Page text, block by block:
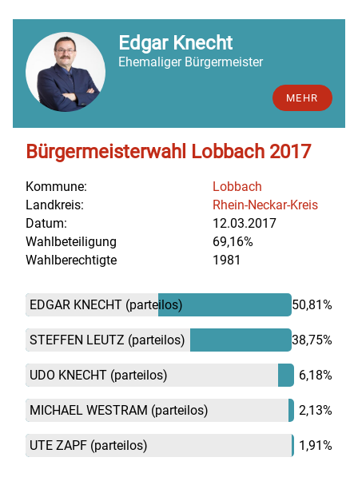
Edgar Knecht
Ehemaliger Bürgermeister
MEHR
Bürgermeisterwahl Lobbach 2017
Kommune:
Lobbach
Landkreis:
Rhein-Neckar-Kreis
Datum:
12.03.2017
Wahlbeteiligung
69,16%
Wahlberechtigte
1981
EDGAR KNECHT (parteilos) 50,81%
STEFFEN LEUTZ (parteilos) 38,75%
UDO KNECHT (parteilos) 6,18%
MICHAEL WESTRAM (parteilos) 2,13%
UTE ZAPF (parteilos) 1,91%